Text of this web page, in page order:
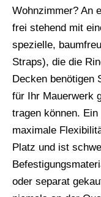
Wohnzimmer? An
frei stehend mit
spezielle,
Straps), die die
Decken benötigen
für Ihr Mauerwerk
tragen können.
maximale
Platz und ist
oder separat